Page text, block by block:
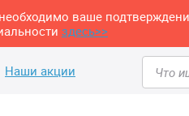
ваше
здесь>>
Наши акции